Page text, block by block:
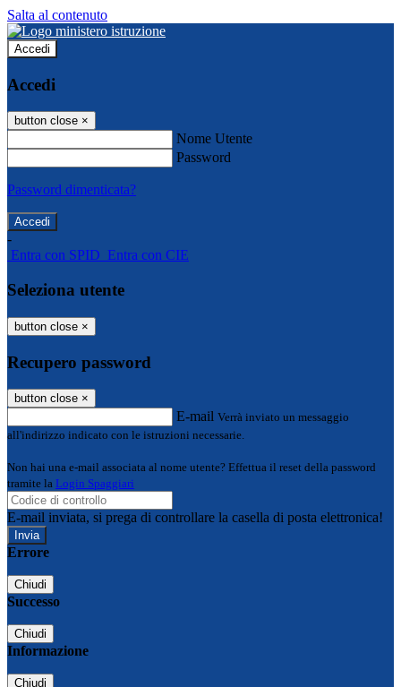
Salta al contenuto
Accedi
Accedi
button close ×
Nome Utente
Password
Password dimenticata?
-
Entra con SPID Entra con CIE
Seleziona utente
button close ×
Recupero password
button close ×
E-mail Verrà inviato un messaggio
all'indirizzo indicato con le istruzioni necessarie.
Non hai una e-mail associata al nome utente? Effettua il reset della password
tramite la Login Spaggiari
E-mail inviata, si prega di controllare la casella di posta elettronica!
Errore
Chiudi
Successo
Chiudi
Informazione
Chiudi